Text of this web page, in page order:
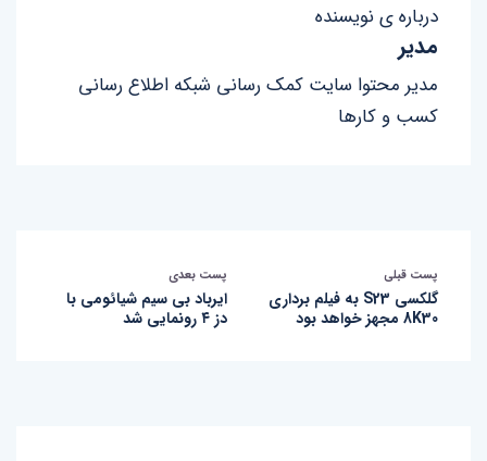
درباره ی نویسنده
مدیر
مدیر محتوا سایت کمک رسانی شبکه اطلاع رسانی
کسب و کارها
پست قبلی
گلکسی S23 به فیلم‌ برداری
8K30 مجهز خواهد بود
پست بعدی
ایرباد بی‌ سیم شیائومی با
دز ۴ رونمایی شد